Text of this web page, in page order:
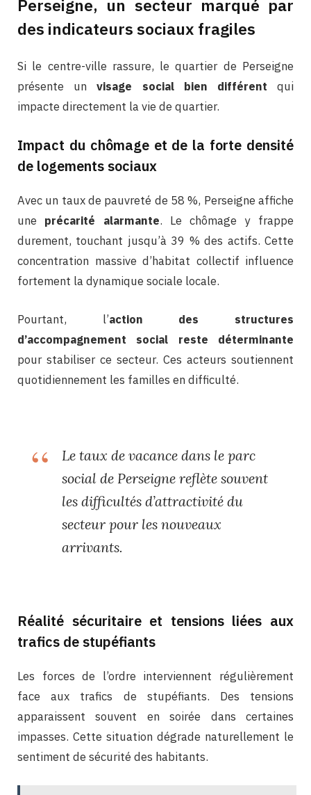
Perseigne, un secteur marqué par
des indicateurs sociaux fragiles
Si le centre-ville rassure, le quartier de Perseigne
présente unvisage social bien différent qui
impacte directement la vie de quartier.
Impact du chômage et de la forte densité
de logements sociaux
Avec un taux de pauvreté de 58 %, Perseigne affiche
une précarité alarmante. Le chômage y frappe
durement, touchant jusqu’à 39 % des actifs. Cette
concentration massive d’habitat collectif influence
fortement la dynamique sociale locale.
Pourtant, l’action des structures
d’accompagnement social reste déterminante
pour stabiliser ce secteur. Ces acteurs soutiennent
quotidiennement les familles en difficulté.
Le taux de vacance dans le parc
social de Perseigne reflète souvent
les difficultés d’attractivité du
secteur pour les nouveaux
arrivants.
Réalité sécuritaire et tensions liées aux
trafics de stupéfiants
Les forces de l’ordre interviennent régulièrement
face aux trafics de stupéfiants. Des tensions
apparaissent souvent en soirée dans certaines
impasses. Cette situation dégrade naturellement le
sentiment de sécurité des habitants.